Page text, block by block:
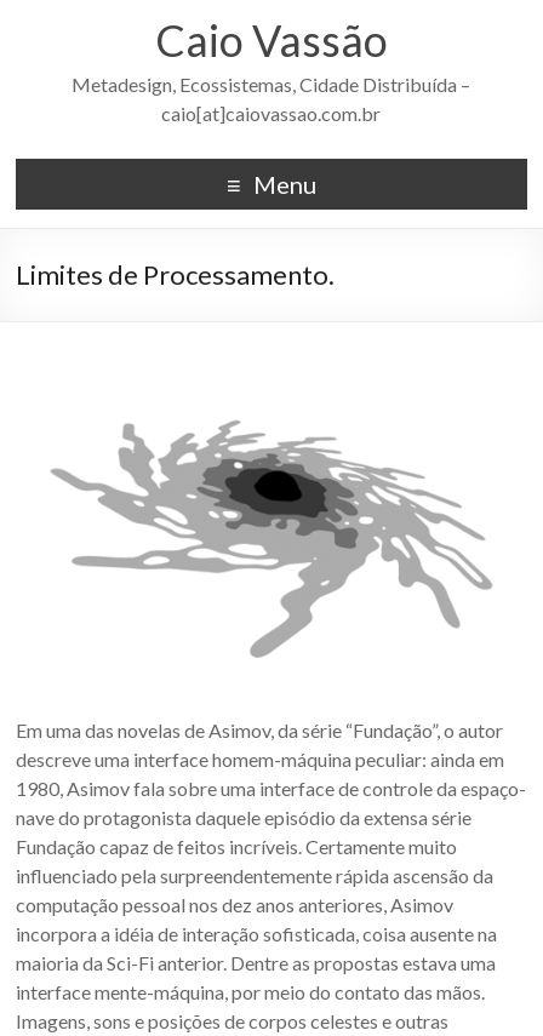
Caio Vassão
Metadesign, Ecossistemas, Cidade Distribuída –
caio[at]caiovassao.com.br
Menu
Limites de Processamento.
Em uma das novelas de Asimov, da série “Fundação”, o autor
descreve uma interface homem-máquina peculiar: ainda em
1980, Asimov fala sobre uma interface de controle da espaço-
nave do protagonista daquele episódio da extensa série
Fundação capaz de feitos incríveis. Certamente muito
influenciado pela surpreendentemente rápida ascensão da
computação pessoal nos dez anos anteriores, Asimov
incorpora a idéia de interação sofisticada, coisa ausente na
maioria da Sci-Fi anterior. Dentre as propostas estava uma
interface mente-máquina, por meio do contato das mãos.
Imagens, sons e posições de corpos celestes e outras